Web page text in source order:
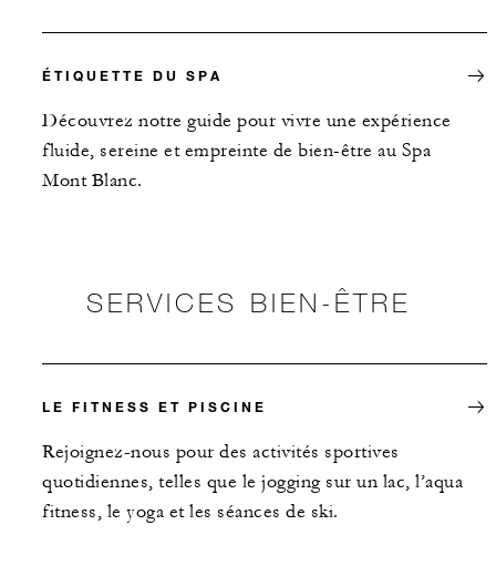
ÉTIQUETTE DU SPA
Découvrez notre guide pour vivre une expérience
fluide, sereine et empreinte de bien-être au Spa
Mont Blanc.
SERVICES BIEN-ÊTRE
LE FITNESS ET PISCINE
Rejoignez-nous pour des activités sportives
quotidiennes, telles que le jogging sur un lac, l’aqua
fitness, le yoga et les séances de ski.